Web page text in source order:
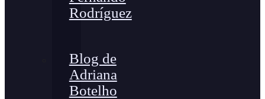
Rodríguez
Blog de
Adriana
Botelho